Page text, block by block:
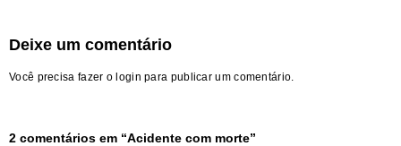
Deixe um comentário
Você precisa fazer o login para publicar um comentário.
2 comentários em “Acidente com morte”